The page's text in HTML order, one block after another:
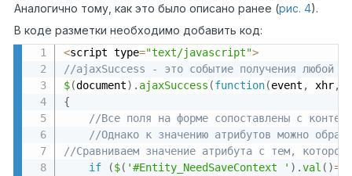
Аналогично тому, как это было описано ранее (рис. 4).
В коде разметки необходимо добавить код:
<script type="text/javascript">
//ajaxSuccess - это событие получения любой
$(document) . ajaxSuccess (function(event , xhr,
{
//Все поля на форме сопоставлены с
//Однако к значению атрибутов можно
//Сравниваем значение атрибута с тем,
if
($( '#Entity_NeedSaveContext ' ) .val ( )==